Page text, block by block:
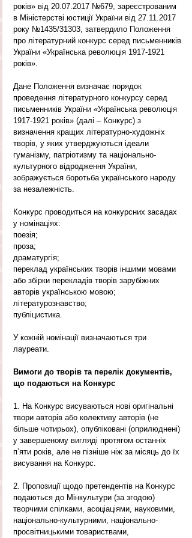
років» від 20.07.2017 №679, зареєстрованим
в Міністерстві юстиції України від 27.11.2017
року №1435/31303, затвердило Положення
про літературний конкурс серед письменників
України «Українська революція 1917-1921
років».
Дане Положення визначає порядок
проведення літературного конкурсу серед
письменників України «Українська революція
1917-1921 років» (далі – Конкурс) з
визначення кращих літературно-художніх
творів, у яких утверджуються ідеали
гуманізму, патріотизму та національно-
культурного відродження України,
зображується боротьба українського народу
за незалежність.
Конкурс проводиться на конкурсних засадах
у номінаціях:
поезія;
проза;
драматургія;
переклад українських творів іншими мовами
або збірки перекладів творів зарубіжних
авторів українською мовою;
літературознавство;
публіцистика.
У кожній номінації визначаються три
лауреати.
Вимоги до творів та перелік документів,
що подаються на Конкурс
1. На Конкурс висуваються нові оригінальні
твори авторів або колективу авторів (не
більше чотирьох), опубліковані (оприлюднені)
у завершеному вигляді протягом останніх
п’яти років, але не пізніше ніж за місяць до їх
висування на Конкурс.
2. Пропозиції щодо претендентів на Конкурс
подаються до Мінкультури (за згодою)
творчими спілками, асоціаціями, науковими,
національно-культурними, національно-
просвітницькими товариствами,